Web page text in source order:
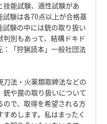
技能試験、適性試験があ
試験は各70点以上が合格基
試験の中には銃の取り扱い
別もあって、結構ドキド
：「狩猟読本」一般社団法
刀法・火薬類取締法などの
銃や罠の取り扱いについて
ので、取得を希望される方
めします。私はまったく